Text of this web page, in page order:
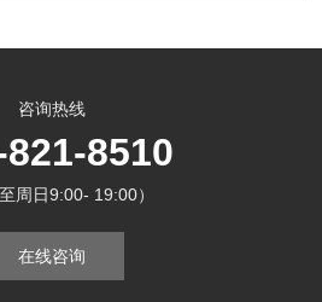
咨询热线
8510
至周日9:00- 19:00）
在线咨询